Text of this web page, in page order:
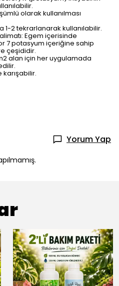
olarak kullanılması
2 tekrarlanarak kullanılabilir.
Egem içerisinde
7 potasyum içeriğine sahip
çeşididir.
alan için her uygulamada
Yorum Yap